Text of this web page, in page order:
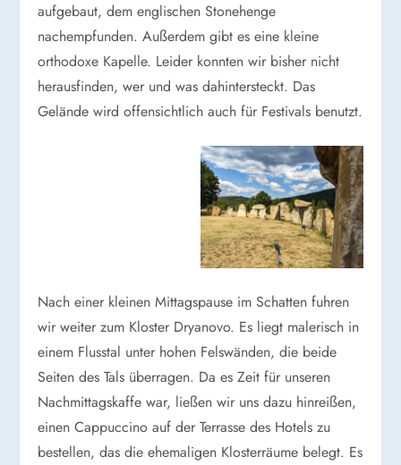
aufgebaut, dem englischen Stonehenge
nachempfunden. Außerdem gibt es eine kleine
orthodoxe Kapelle. Leider konnten wir bisher nicht
herausfinden, wer und was dahintersteckt. Das
Gelände wird offensichtlich auch für Festivals benutzt.
Nach einer kleinen Mittagspause im Schatten fuhren
wir weiter zum Kloster Dryanovo. Es liegt malerisch in
einem Flusstal unter hohen Felswänden, die beide
Seiten des Tals überragen. Da es Zeit für unseren
Nachmittagskaffe war, ließen wir uns dazu hinreißen,
einen Cappuccino auf der Terrasse des Hotels zu
bestellen, das die ehemaligen Klosterräume belegt. Es